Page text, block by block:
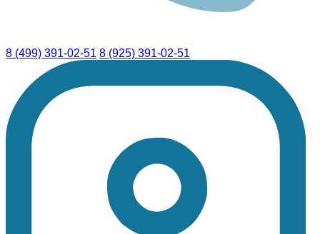
8 (499) 391-02-51 8 (925) 391-02-51